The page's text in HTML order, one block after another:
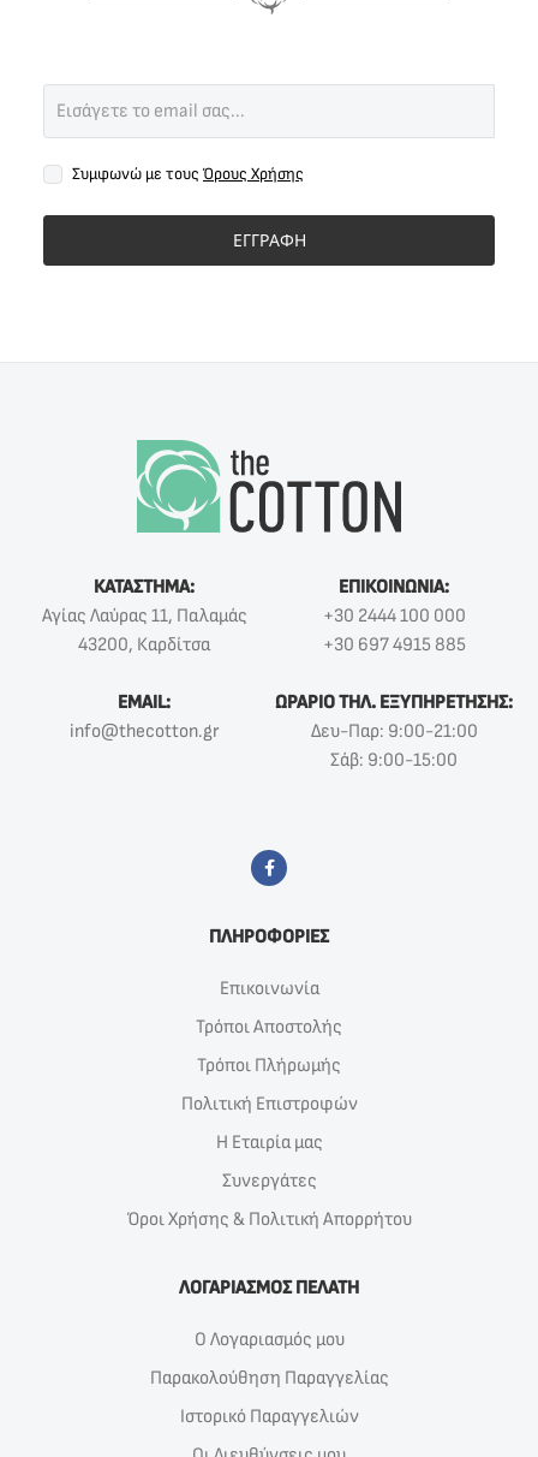
Συμφωνώ με τους Όρους Χρήσης
ΕΓΓΡΑΦΗ
ΚΑΤΑΣΤΗΜΑ:
Αγίας Λαύρας 11, Παλαμάς
43200, Καρδίτσα
ΕΠΙΚΟΙΝΩΝΙΑ:
+30 2444 100 000
+30 697 4915 885
EMAIL:
info@thecotton.gr
ΩΡΑΡΙΟ ΤΗΛ. ΕΞΥΠΗΡΕΤΗΣΗΣ:
Δευ-Παρ: 9:00-21:00
Σάβ: 9:00-15:00
ΠΛΗΡΟΦΟΡΙΕΣ
Επικοινωνία
Τρόποι Αποστολής
Τρόποι Πλήρωμής
Πολιτική Επιστροφών
Η Εταιρία μας
Συνεργάτες
Όροι Χρήσης & Πολιτική Απορρήτου
ΛΟΓΑΡΙΑΣΜΟΣ ΠΕΛΑΤΗ
Ο Λογαριασμός μου
Παρακολούθηση Παραγγελίας
Ιστορικό Παραγγελιών